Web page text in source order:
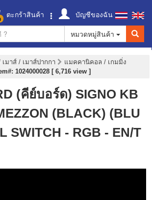
ตะกร้าสินค้า
บัญชีของฉัน
หมวดหมู่สินค้า
มาส์ / เมาส์ปากกา
แมคคานิคอล / เกมมิ่ง
1024000028 [ 6,716 view ]
(คีย์บอร์ด) SIGNO KB
(BLACK) (BLU
SWITCH - RGB - EN/T